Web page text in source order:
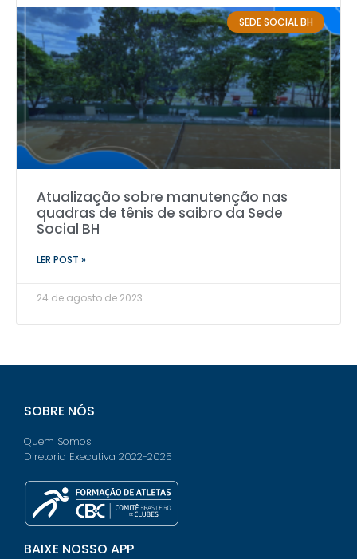
SEDE SOCIAL BH
Atualização sobre manutenção nas
quadras de tênis de saibro da Sede
Social BH
LER POST »
24 de agosto de 2023
SOBRE NÓS
Quem Somos
Diretoria Executiva 2022-2025
BAIXE NOSSO APP